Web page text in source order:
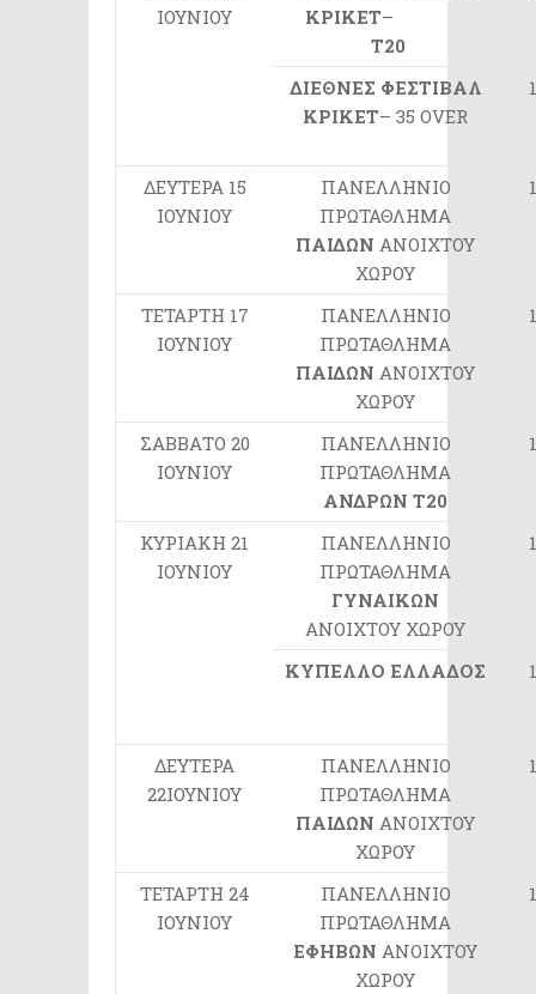
ΙΟΥΝΙΟΥ
ΚΡΙΚΕΤ–
Τ20
ΔΙΕΘΝΕΣ ΦΕΣΤΙΒΑΛ
ΚΡΙΚΕΤ– 35 OVER
ΔΕΥΤΕΡΑ 15
ΙΟΥΝΙΟΥ
ΠΑΝΕΛΛΗΝΙΟ
ΠΡΩΤΑΘΛΗΜΑ
ΠΑΙΔΩΝ ΑΝΟΙΧΤΟΥ
ΧΩΡΟΥ
ΤΕΤΑΡΤΗ 17
ΙΟΥΝΙΟΥ
ΠΑΝΕΛΛΗΝΙΟ
ΠΡΩΤΑΘΛΗΜΑ
ΠΑΙΔΩΝ ΑΝΟΙΧΤΟΥ
ΧΩΡΟΥ
ΣΑΒΒΑΤΟ 20
ΙΟΥΝΙΟΥ
ΠΑΝΕΛΛΗΝΙΟ
ΠΡΩΤΑΘΛΗΜΑ
ΑΝΔΡΩΝ Τ20
ΚΥΡΙΑΚΗ 21
ΙΟΥΝΙΟΥ
ΠΑΝΕΛΛΗΝΙΟ
ΠΡΩΤΑΘΛΗΜΑ
ΓΥΝΑΙΚΩΝ
ΑΝΟΙΧΤΟΥ ΧΩΡΟΥ
ΚΥΠΕΛΛΟ ΕΛΛΑΔΟΣ
ΔΕΥΤΕΡΑ
22ΙΟΥΝΙΟΥ
ΠΑΝΕΛΛΗΝΙΟ
ΠΡΩΤΑΘΛΗΜΑ
ΠΑΙΔΩΝ ΑΝΟΙΧΤΟΥ
ΧΩΡΟΥ
ΤΕΤΑΡΤΗ 24
ΙΟΥΝΙΟΥ
ΠΑΝΕΛΛΗΝΙΟ
ΠΡΩΤΑΘΛΗΜΑ
ΕΦΗΒΩΝ ΑΝΟΙΧΤΟΥ
ΧΩΡΟΥ